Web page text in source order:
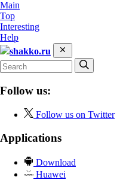
Main
Top
Interesting
Help
shakko.ru
Follow us:
Follow us on Twitter
Applications
Download
Huawei